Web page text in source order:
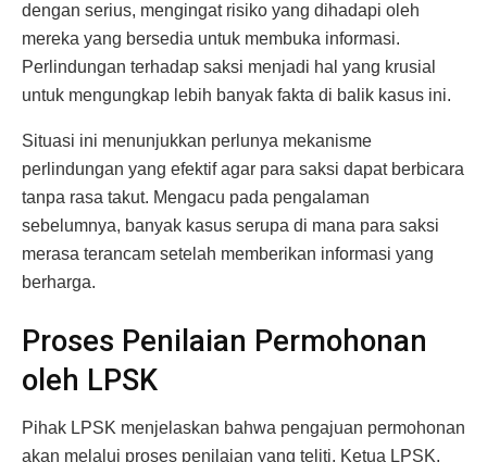
dengan serius, mengingat risiko yang dihadapi oleh
mereka yang bersedia untuk membuka informasi.
Perlindungan terhadap saksi menjadi hal yang krusial
untuk mengungkap lebih banyak fakta di balik kasus ini.
Situasi ini menunjukkan perlunya mekanisme
perlindungan yang efektif agar para saksi dapat berbicara
tanpa rasa takut. Mengacu pada pengalaman
sebelumnya, banyak kasus serupa di mana para saksi
merasa terancam setelah memberikan informasi yang
berharga.
Proses Penilaian Permohonan
oleh LPSK
Pihak LPSK menjelaskan bahwa pengajuan permohonan
akan melalui proses penilaian yang teliti. Ketua LPSK,